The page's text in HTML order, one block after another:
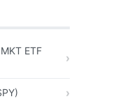
ETF